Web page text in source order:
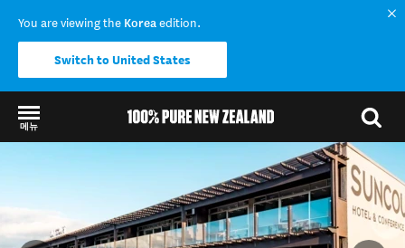
You are viewing the Koreaedition.
Switch to United States
메뉴